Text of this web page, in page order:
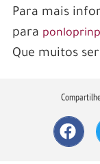
Para mais
para
Que muitos